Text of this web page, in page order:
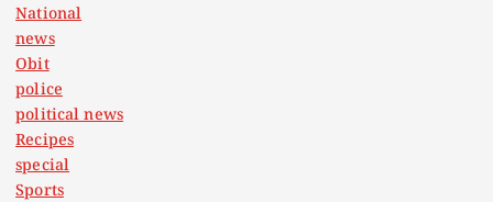
National
news
Obit
police
political news
Recipes
special
Sports